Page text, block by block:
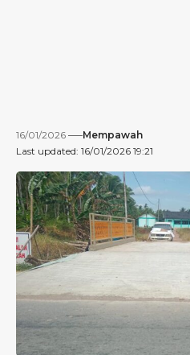
Last updated: 16/01/2026 19:21
16/01/2026 Mempawah